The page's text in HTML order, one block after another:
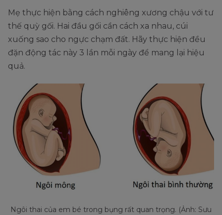
Mẹ thực hiện bằng cách nghiêng xương chậu với tư
thế quỳ gối. Hai đầu gối cần cách xa nhau, cúi
xuống sao cho ngực chạm đất. Hãy thực hiện đều
đặn động tác này 3 lần mỗi ngày để mang lại hiệu
quả.
Ngôi thai của em bé trong bụng rất quan trọng. (Ảnh: Sưu